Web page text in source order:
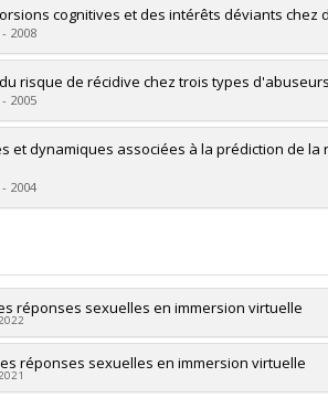
cognitives et des intérêts déviants
2008
risque de récidive chez trois types
2005
et dynamiques associées à la prédiction de
2004
réponses sexuelles en immersion virtuelle
Rouleau (In memoriam)
réponses sexuelles en immersion virtuelle